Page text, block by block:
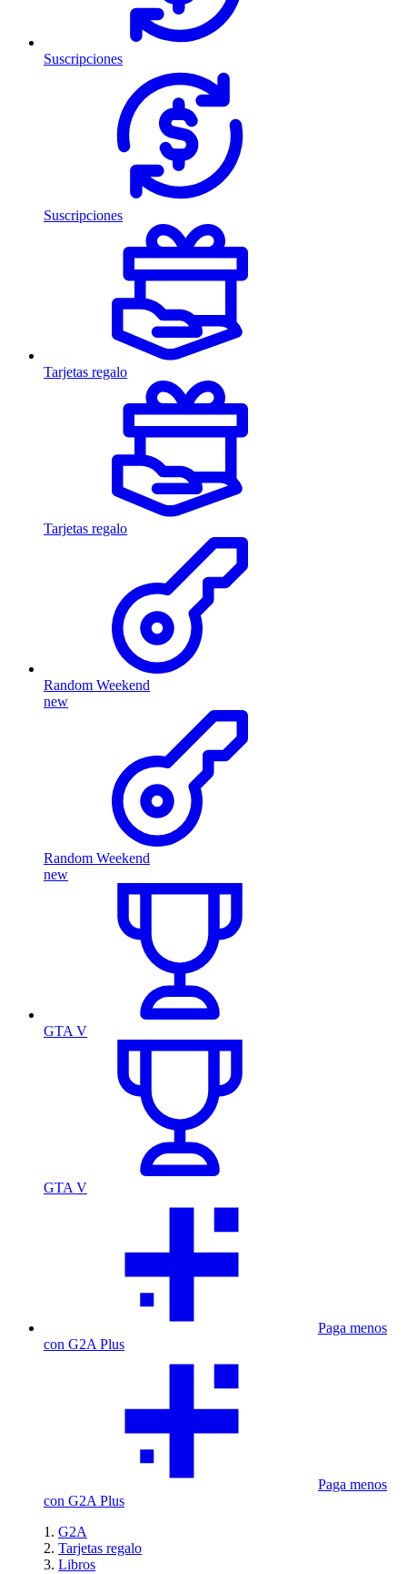
Suscripciones
Suscripciones
Tarjetas regalo
Tarjetas regalo
Random Weekend
new
Random Weekend
new
GTA V
GTA V
Paga menos
con G2A Plus
Paga menos
con G2A Plus
G2A
Tarjetas regalo
Libros